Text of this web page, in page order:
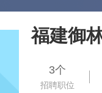
福建御
3个
招聘职位